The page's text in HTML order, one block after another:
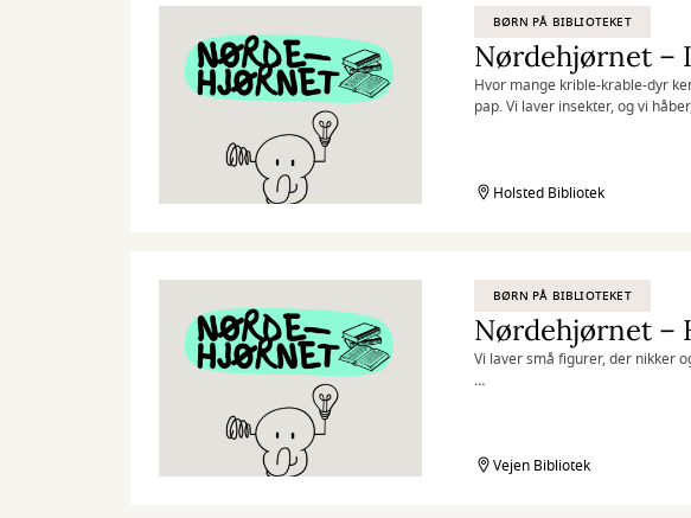
BØRN PÅ BIBLIOTEKET
Nørdehjørnet –
Hvor mange krible-krable-dyr
pap. Vi laver insekter, og vi
og skaber skøre, vilde og
Holsted Bibliotek
BØRN PÅ BIBLIOTEKET
Nørdehjørnet –
Vi laver små figurer, der nikker
lade både børn og voksnes
Vejen Bibliotek